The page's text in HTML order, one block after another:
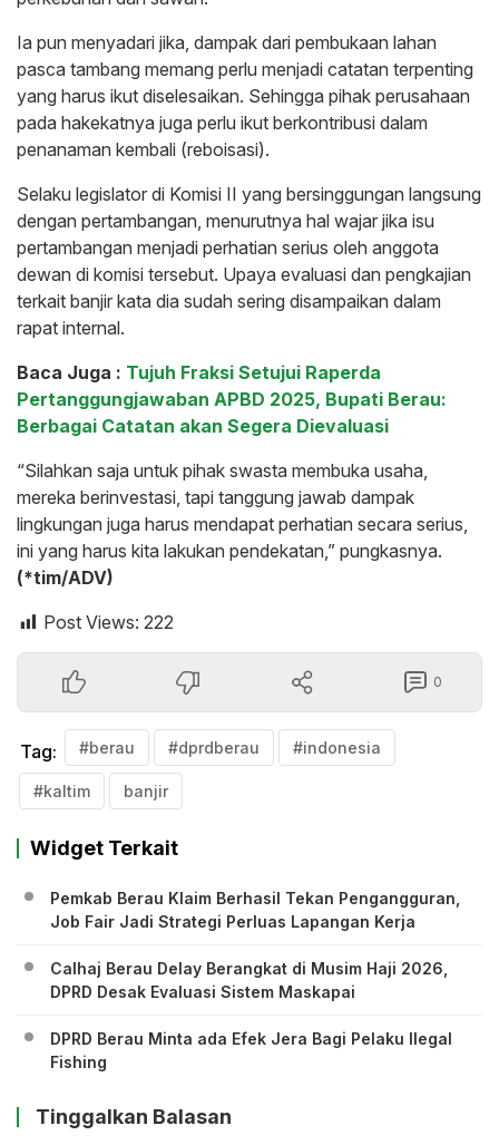
Ia pun menyadari jika, dampak dari pembukaan lahan
pasca tambang memang perlu menjadi catatan terpenting
yang harus ikut diselesaikan. Sehingga pihak perusahaan
pada hakekatnya juga perlu ikut berkontribusi dalam
penanaman kembali (reboisasi).
Selaku legislator di Komisi II yang bersinggungan langsung
dengan pertambangan, menurutnya hal wajar jika isu
pertambangan menjadi perhatian serius oleh anggota
dewan di komisi tersebut. Upaya evaluasi dan pengkajian
terkait banjir kata dia sudah sering disampaikan dalam
rapat internal.
Baca Juga : Tujuh Fraksi Setujui Raperda
Pertanggungjawaban APBD 2025, Bupati Berau:
Berbagai Catatan akan Segera Dievaluasi
“Silahkan saja untuk pihak swasta membuka usaha,
mereka berinvestasi, tapi tanggung jawab dampak
lingkungan juga harus mendapat perhatian secara serius,
ini yang harus kita lakukan pendekatan,” pungkasnya.
(*tim/ADV)
Post Views: 222
0
Tag: #berau #dprdberau #indonesia
#kaltim banjir
Widget Terkait
Pemkab Berau Klaim Berhasil Tekan Pengangguran,
Job Fair Jadi Strategi Perluas Lapangan Kerja
Calhaj Berau Delay Berangkat di Musim Haji 2026,
DPRD Desak Evaluasi Sistem Maskapai
DPRD Berau Minta ada Efek Jera Bagi Pelaku Ilegal
Fishing
Tinggalkan Balasan